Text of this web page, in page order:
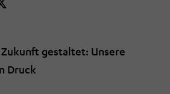
gestaltet: Unsere
Druck